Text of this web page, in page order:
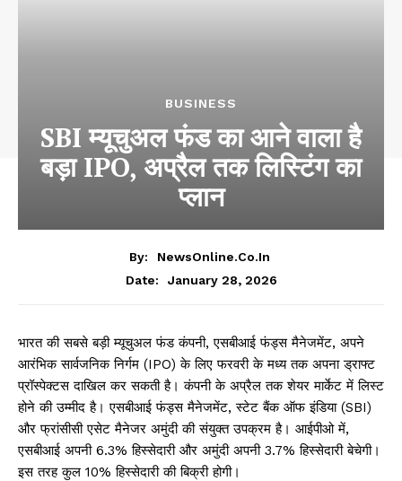
BUSINESS
SBI म्यूचुअल फंड का आने वाला है
बड़ा IPO, अप्रैल तक लिस्टिंग का
प्लान
By:
NewsOnline.co.in
Date:
January 28, 2026
भारत की सबसे बड़ी म्यूचुअल फंड कंपनी, एसबीआई फंड्स मैनेजमेंट, अपने
आरंभिक सार्वजनिक निर्गम (IPO) के लिए फरवरी के मध्य तक अपना ड्राफ्ट
प्रॉस्पेक्टस दाखिल कर सकती है। कंपनी के अप्रैल तक शेयर मार्केट में लिस्ट
होने की उम्मीद है। एसबीआई फंड्स मैनेजमेंट, स्टेट बैंक ऑफ इंडिया (SBI)
और फ्रांसीसी एसेट मैनेजर अमुंदी की संयुक्त उपक्रम है। आईपीओ में,
एसबीआई अपनी 6.3% हिस्सेदारी और अमुंदी अपनी 3.7% हिस्सेदारी बेचेगी।
इस तरह कुल 10% हिस्सेदारी की बिक्री होगी।